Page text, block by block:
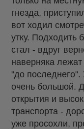
гнезда,
вот ходил
утку. Подходить
стал - вдруг
наверняка
"до последнего".
очень большой.
открытия и
транспорта -
уже просохли,